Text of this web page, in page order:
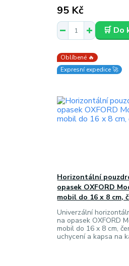
95 Kč
🛒 Do
Oblíbené 🔥
Expresní expedice 🚀
Horizontální
opasek OXFORD
mobil do 16 x 8 cm,
Univerzální
na opasek OXFORD
mobil do 16 x 8 cm,
uchycení a kapsa na